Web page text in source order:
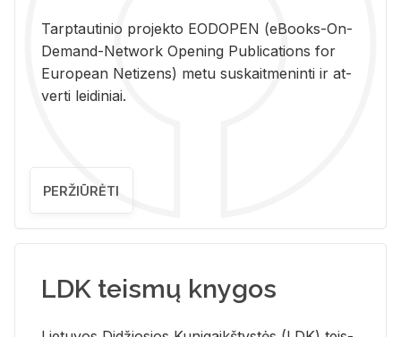
Tarp­tau­ti­nio pro­jek­to EO­DO­PEN (eBo­oks-On-
De­mand-Ne­twork Ope­ning Pub­li­ca­tions for
Eu­ro­pe­an Ne­ti­zens) metu su­skait­me­nin­ti ir at­
ver­ti lei­di­niai.
PERŽIŪRĖTI
LDK teismų knygos